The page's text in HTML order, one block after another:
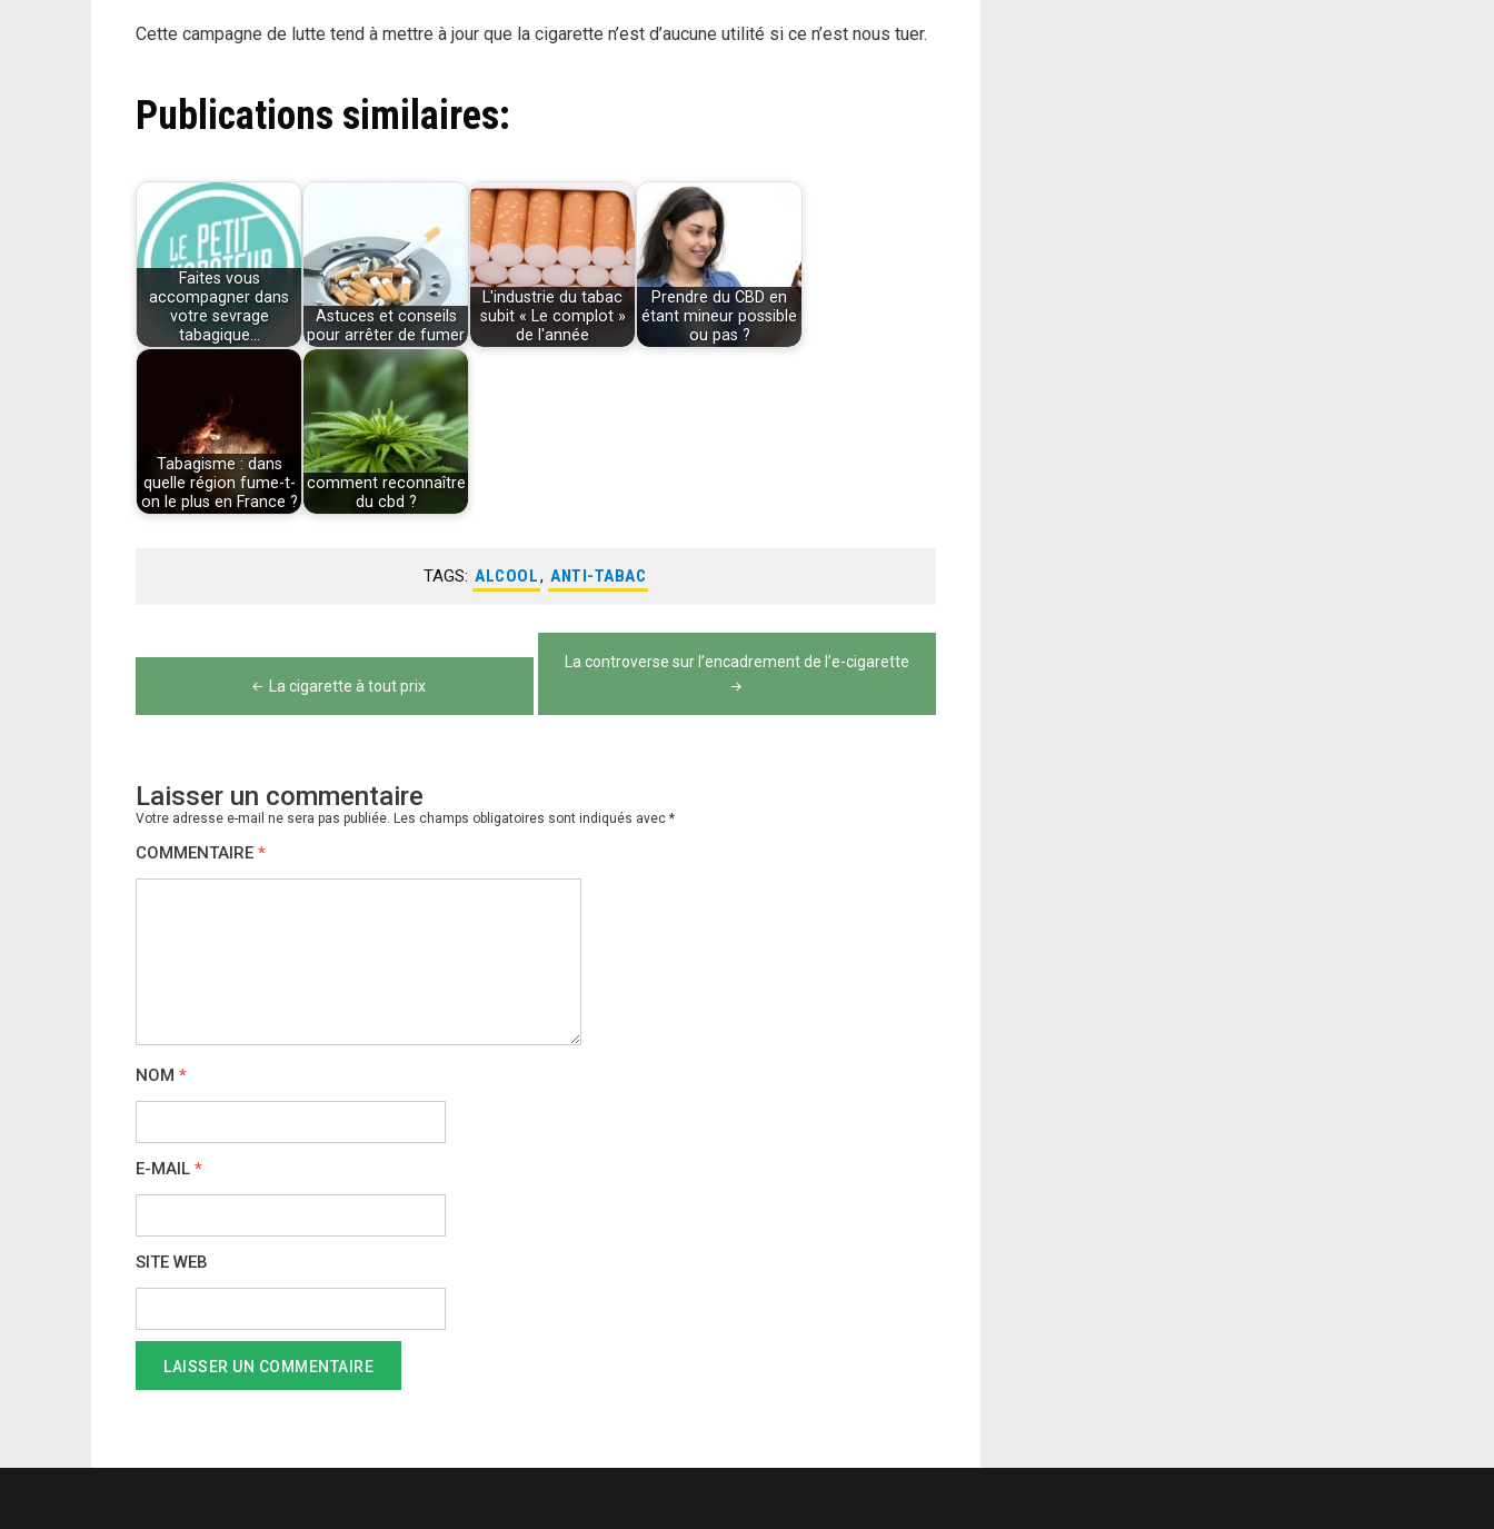
Cette campagne de lutte tend à mettre à jour que la cigarette n’est d’aucune utilité si ce n’est nous tuer.
Publications similaires:
Faites vous
accompagner dans
votre sevrage
tabagique…
Astuces et conseils
pour arrêter de fumer
L'industrie du tabac
subit « Le complot »
de l'année
Prendre du CBD en
étant mineur possible
ou pas ?
Tabagisme : dans
quelle région fume-t-
on le plus en France ?
comment reconnaître
du cbd ?
TAGS: ALCOOL, ANTI-TABAC
Navigation
La cigarette à tout prix
La controverse sur l’encadrement de l’e-cigarette
Laisser un commentaire
Votre adresse e-mail ne sera pas publiée. Les champs obligatoires sont indiqués avec *
COMMENTAIRE *
NOM *
E-MAIL *
SITE WEB